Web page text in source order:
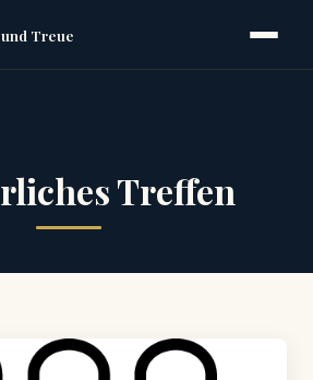
Treue
Treffen